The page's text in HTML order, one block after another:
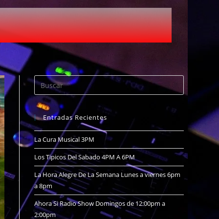
Entradas Recientes
La Cura Musical 3PM
Los Tipicos Del Sabado 4PM A 6PM
La Hora Alegre De La Semana Lunes a viernes 6pm
a 8pm
Ahora Si Radio Show Domingos de 12:00pm a
2:00pm